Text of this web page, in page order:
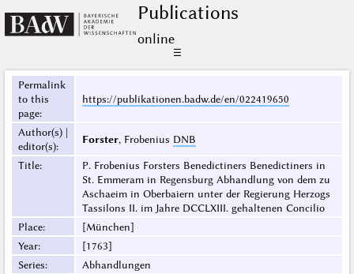
Publications
online
☰
Permalink
to this
page:
https://publikationen.badw.de/en/022419650
Author(s) |
editor(s):
Forster, Frobenius DNB
Title:
P. Frobenius Forsters Benedictiners Benedictiners in
St. Emmeram in Regensburg Abhandlung von dem zu
Aschaeim in Oberbaiern unter der Regierung Herzogs
Tassilons II. im Jahre DCCLXIII. gehaltenen Concilio
Place:
[München]
Year:
[1763]
Series:
Abhandlungen